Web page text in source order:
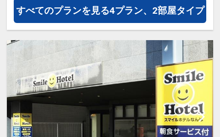
すべてのプランを見る4プラン、2部屋タイプ